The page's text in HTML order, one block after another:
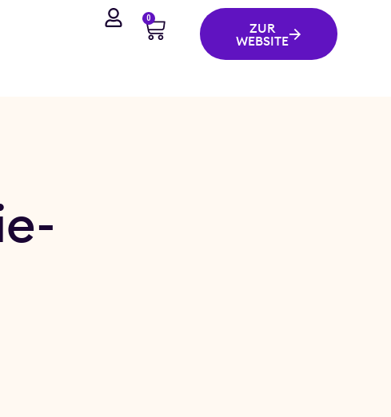
0
ZUR
WEBSITE